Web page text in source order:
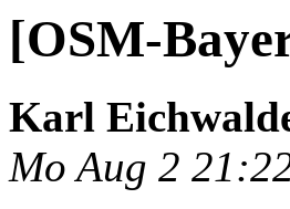
[OSM-
Karl
Mo Aug 2